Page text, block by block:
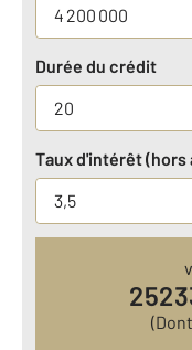
Durée du crédit
Taux d'intérêt (hors
(Dont